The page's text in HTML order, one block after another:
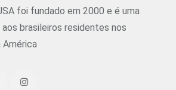
foi fundado em 2000 e é uma
brasileiros residentes nos
América